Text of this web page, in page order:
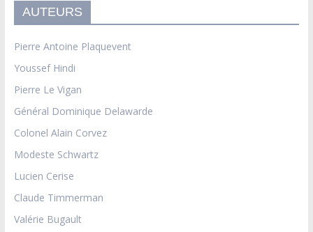
AUTEURS
Pierre Antoine Plaquevent
Youssef Hindi
Pierre Le Vigan
Général Dominique Delawarde
Colonel Alain Corvez
Modeste Schwartz
Lucien Cerise
Claude Timmerman
Valérie Bugault